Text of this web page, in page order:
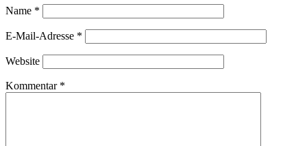
Name *
E-Mail-Adresse *
Website
Kommentar *